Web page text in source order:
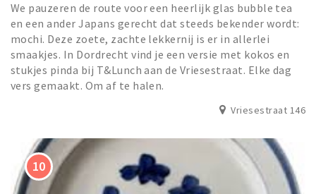
We pauzeren de route voor een heerlijk glas bubble tea
en een ander Japans gerecht dat steeds bekender wordt:
mochi. Deze zoete, zachte lekkernij is er in allerlei
smaakjes. In Dordrecht vind je een versie met kokos en
stukjes pinda bij T&Lunch aan de Vriesestraat. Elke dag
vers gemaakt. Om af te halen.
Vriesestraat 146